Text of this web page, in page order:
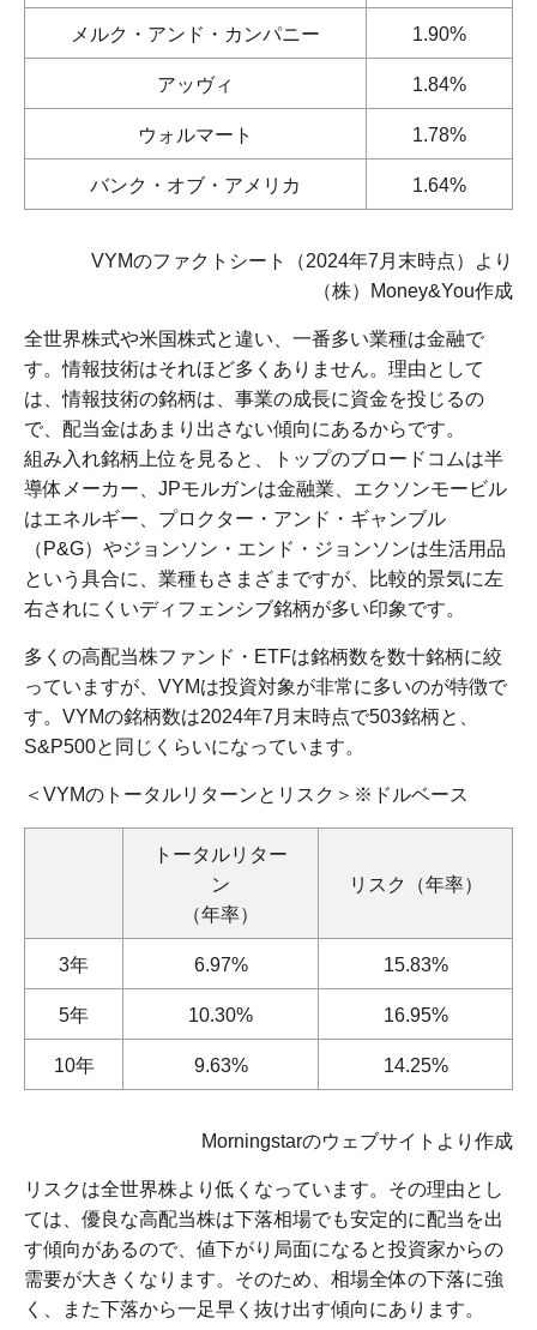
メルク・アンド・カンパニー 1.90%
アッヴィ 1.84%
ウォルマート 1.78%
バンク・オブ・アメリカ 1.64%
VYMのファクトシート（2024年7月末時点）より
（株）Money&You作成
全世界株式や米国株式と違い、一番多い業種は金融で
す。情報技術はそれほど多くありません。理由として
は、情報技術の銘柄は、事業の成長に資金を投じるの
で、配当金はあまり出さない傾向にあるからです。
組み入れ銘柄上位を見ると、トップのブロードコムは半
導体メーカー、JPモルガンは金融業、エクソンモービル
はエネルギー、プロクター・アンド・ギャンブル
（P&G）やジョンソン・エンド・ジョンソンは生活用品
という具合に、業種もさまざまですが、比較的景気に左
右されにくいディフェンシブ銘柄が多い印象です。
多くの高配当株ファンド・ETFは銘柄数を数十銘柄に絞
っていますが、VYMは投資対象が非常に多いのが特徴で
す。VYMの銘柄数は2024年7月末時点で503銘柄と、
S&P500と同じくらいになっています。
＜VYMのトータルリターンとリスク＞※ドルベース
トータルリター
ン
（年率）
リスク（年率）
3年 6.97% 15.83%
5年 10.30% 16.95%
10年 9.63% 14.25%
Morningstarのウェブサイトより作成
リスクは全世界株より低くなっています。その理由とし
ては、優良な高配当株は下落相場でも安定的に配当を出
す傾向があるので、値下がり局面になると投資家からの
需要が大きくなります。そのため、相場全体の下落に強
く、また下落から一足早く抜け出す傾向にあります。